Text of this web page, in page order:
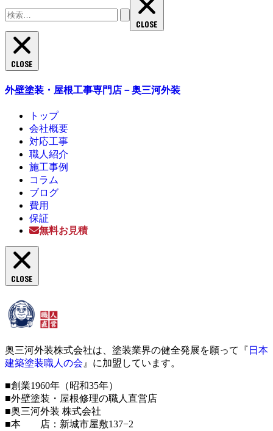
索:
CLOSE
CLOSE
外壁塗装・屋根工事専門店－奥三河外装
トップ
会社概要
対応工事
職人紹介
施工事例
コラム
ブログ
費用
保証
無料お見積
CLOSE
奥三河外装株式会社は、塗装業界の健全発展を願って『 日本
建築塗装職人の会 』に加盟しています。
■創業1960年（昭和35年）
■外壁塗装・屋根修理の職人直営店
■奥三河外装 株式会社
■本 店：新城市屋敷137−2